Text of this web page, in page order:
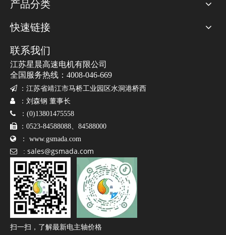
* 电话
* 留言
提交
新闻中心
产品分类
快速链接
联系我们
江苏星晨高速电机有限公司
全国服务热线：4008-046-669
 ： 江苏省靖江市马桥工业园区水洞港桥西
 ：刘森钢 董事长
 ：(0)13801475558
 ：0523-84588088、84588000
 ： www.gsmada.com
 : sales@gsmada.com
扫一扫，了解最新电主轴价格